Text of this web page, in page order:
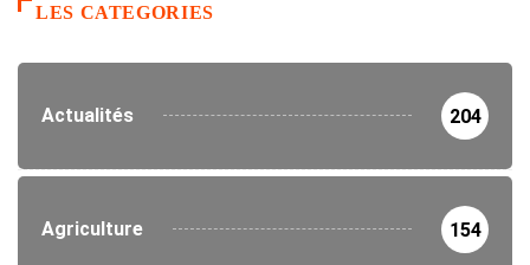
LES CATEGORIES
Actualités 204
Agriculture 154